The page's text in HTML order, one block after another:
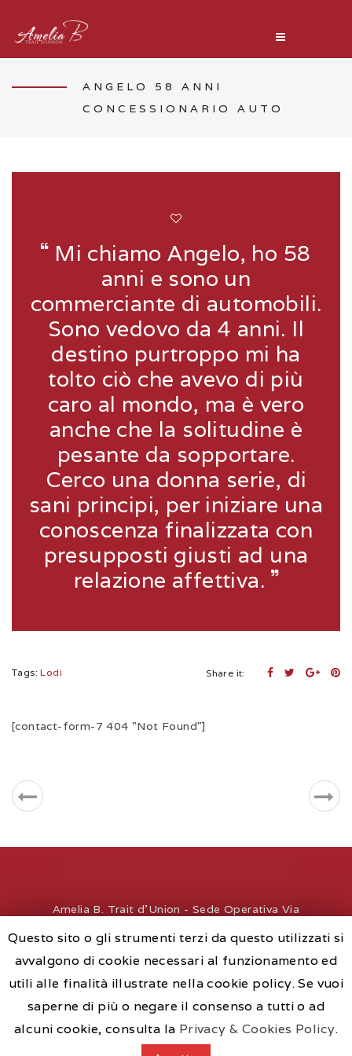
ANGELO 58 ANNI
CONCESSIONARIO AUTO
Mi chiamo Angelo, ho 58
anni e sono un
commerciante di automobili.
Sono vedovo da 4 anni. Il
destino purtroppo mi ha
tolto ciò che avevo di più
caro al mondo, ma è vero
anche che la solitudine è
pesante da sopportare.
Cerco una donna serie, di
sani principi, per iniziare una
conoscenza finalizzata con
presupposti giusti ad una
relazione affettiva.
Tags:Lodi Share it:
[contact-form-7 404 "Not Found"]
Amelia B. Trait d'Union - Sede Operativa Via
Roma, 40 - 28041 Arona - Italy - P.IVA
02565410186 - REA-NO 235850
Questo sito o gli strumenti terzi da questo utilizzati si
avvalgono di cookie necessari al funzionamento ed
utili alle finalità illustrate nella cookie policy. Se vuoi
saperne di più o negare il consenso a tutti o ad
alcuni cookie, consulta la Privacy & Cookies Policy.